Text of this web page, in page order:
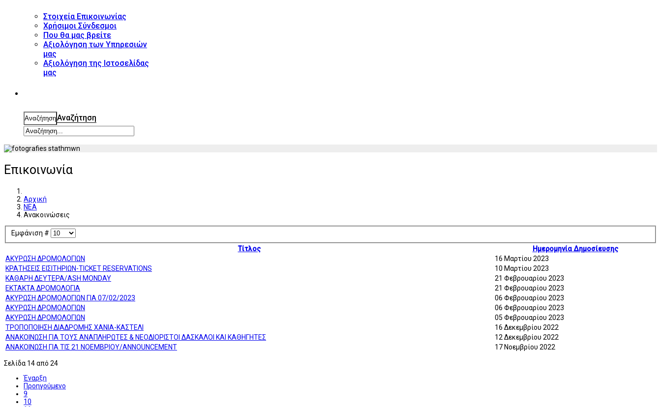
Στοιχεία Επικοινωνίας
Χρήσιμοι Σύνδεσμοι
Που θα μας βρείτε
Αξιολόγηση των Υπηρεσιών
μας
Αξιολόγηση της Ιστοσελίδας
μας
ΑναζήτησηΑναζήτηση
Επικοινωνία
Αρχική
ΝΕΑ
Ανακοινώσεις
Εμφάνιση #
Τίτλος
Ημερομηνία Δημοσίευσης
ΑΚΥΡΩΣΗ ΔΡΟΜΟΛΟΓΙΩΝ
16 Μαρτίου 2023
ΚΡΑΤΗΣΕΙΣ ΕΙΣΙΤΗΡΙΩΝ-TICKET RESERVATIONS
10 Μαρτίου 2023
ΚΑΘΑΡΗ ΔΕΥΤΕΡΑ/ASH MONDAY
21 Φεβρουαρίου 2023
ΕΚΤΑΚΤΑ ΔΡΟΜΟΛΟΓΙΑ
21 Φεβρουαρίου 2023
ΑΚΥΡΩΣΗ ΔΡΟΜΟΛΟΓΙΩΝ ΓΙΑ 07/02/2023
06 Φεβρουαρίου 2023
ΑΚΥΡΩΣΗ ΔΡΟΜΟΛΟΓΙΩΝ
06 Φεβρουαρίου 2023
ΑΚΥΡΩΣΗ ΔΡΟΜΟΛΟΓΙΩΝ
05 Φεβρουαρίου 2023
ΤΡΟΠΟΠΟΙΗΣΗ ΔΙΑΔΡΟΜΗΣ ΧΑΝΙΑ-ΚΑΣΤΕΛΙ
16 Δεκεμβρίου 2022
ΑΝΑΚΟΙΝΩΣΗ ΓΙΑ ΤΟΥΣ ΑΝΑΠΛΗΡΩΤΕΣ & ΝΕΟΔΙΟΡΙΣΤΟΙ ΔΑΣΚΑΛΟΙ ΚΑΙ ΚΑΘΗΓΗΤΕΣ
12 Δεκεμβρίου 2022
ΑΝΑΚΟΙΝΩΣΗ ΓΙΑ ΤΙΣ 21 ΝΟΕΜΒΡΙΟΥ/ANNOUNCEMENT
17 Νοεμβρίου 2022
Σελίδα 14 από 24
Έναρξη
Προηγούμενο
9
10